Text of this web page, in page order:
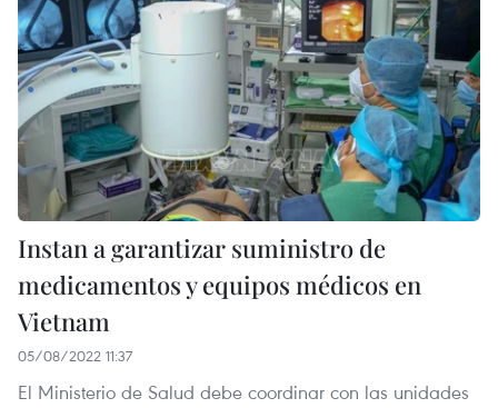
Instan a garantizar suministro de
medicamentos y equipos médicos en
Vietnam
05/08/2022 11:37
El Ministerio de Salud debe coordinar con las unidades